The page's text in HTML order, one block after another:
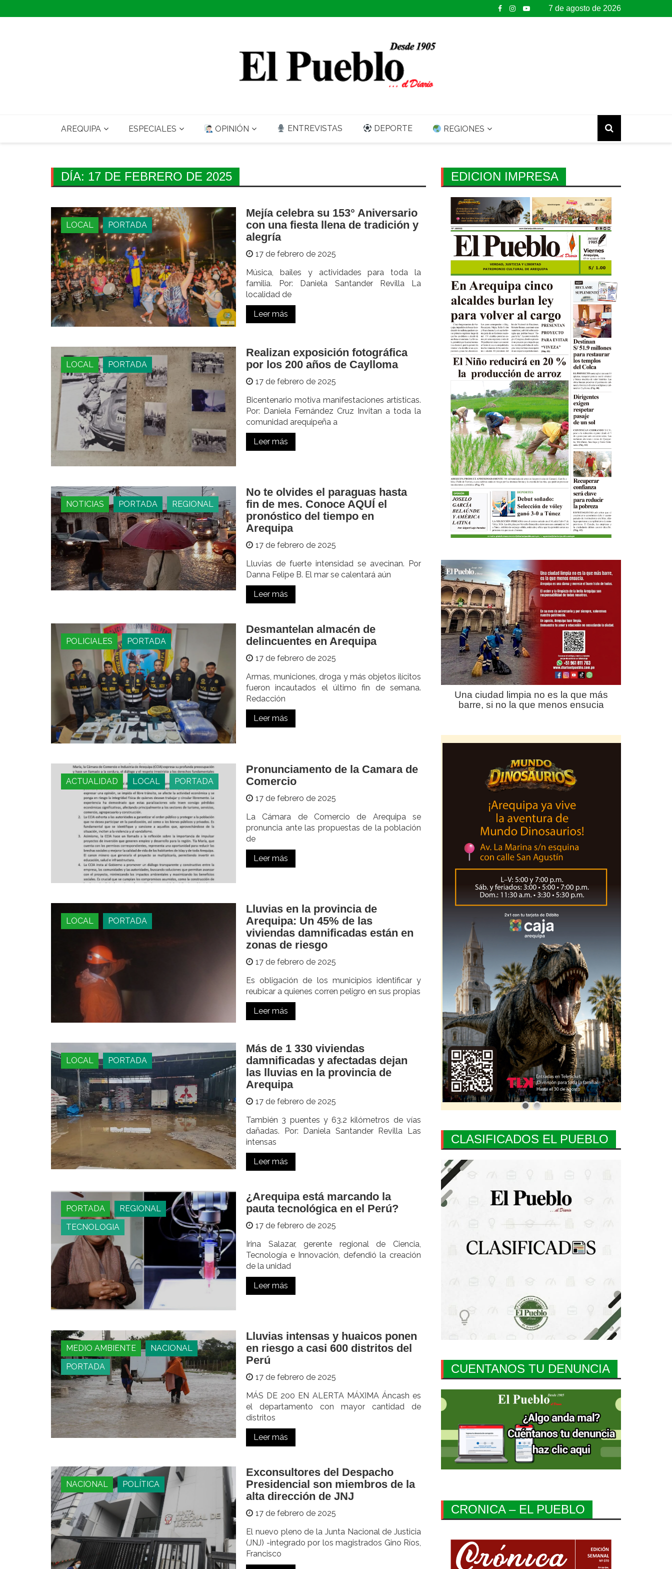
to
7 de agosto de 2026
AREQUIPA ESPECIALES OPINIÓN ENTREVISTAS DEPORTE REGIONES
DÍA: 17 DE FEBRERO DE 2025
LOCAL PORTADA
Mejía celebra su 153° Aniversario
con una fiesta llena de tradición y
alegría
17 de febrero de 2025
Música, bailes y actividades para toda la
familia. Por: Daniela Santander Revilla La
localidad de
Leer más
LOCAL PORTADA
Realizan exposición fotográfica
por los 200 años de Caylloma
17 de febrero de 2025
Bicentenario motiva manifestaciones artísticas.
Por: Daniela Fernández Cruz Invitan a toda la
comunidad arequipeña a
Leer más
NOTICIAS PORTADA REGIONAL
No te olvides el paraguas hasta
fin de mes. Conoce AQUÍ el
pronóstico del tiempo en
Arequipa
17 de febrero de 2025
Lluvias de fuerte intensidad se avecinan. Por
Danna Felipe B. El mar se calentará aún
Leer más
POLICIALES PORTADA
Desmantelan almacén de
delincuentes en Arequipa
17 de febrero de 2025
Armas, municiones, droga y más objetos ilícitos
fueron incautados el último fin de semana.
Redacción
Leer más
ACTUALIDAD LOCAL PORTADA
Pronunciamento de la Camara de
Comercio
17 de febrero de 2025
La Cámara de Comercio de Arequipa se
pronuncia ante las propuestas de la población
de
Leer más
LOCAL PORTADA
Lluvias en la provincia de
Arequipa: Un 45% de las
viviendas damnificadas están en
zonas de riesgo
17 de febrero de 2025
Es obligación de los municipios identificar y
reubicar a quienes corren peligro en sus propias
Leer más
LOCAL PORTADA
Más de 1 330 viviendas
damnificadas y afectadas dejan
las lluvias en la provincia de
Arequipa
17 de febrero de 2025
También 3 puentes y 63.2 kilómetros de vías
dañadas. Por: Daniela Santander Revilla Las
intensas
Leer más
PORTADA
REGIONAL
TECNOLOGIA
¿Arequipa está marcando la
pauta tecnológica en el Perú?
17 de febrero de 2025
Irina Salazar, gerente regional de Ciencia,
Tecnología e Innovación, defendió la creación
de la unidad
Leer más
MEDIO AMBIENTE
NACIONAL
PORTADA
Lluvias intensas y huaicos ponen
en riesgo a casi 600 distritos del
Perú
17 de febrero de 2025
MÁS DE 200 EN ALERTA MÁXIMA Áncash es
el departamento con mayor cantidad de
distritos
Leer más
NACIONAL POLÍTICA
Exconsultores del Despacho
Presidencial son miembros de la
alta dirección de JNJ
17 de febrero de 2025
El nuevo pleno de la Junta Nacional de Justicia
(JNJ) -integrado por los magistrados Gino Ríos,
Francisco
EDICION IMPRESA
Una ciudad limpia no es la que más
barre, si no la que menos ensucia
CLASIFICADOS EL PUEBLO
CUENTANOS TU DENUNCIA
CRONICA – EL PUEBLO